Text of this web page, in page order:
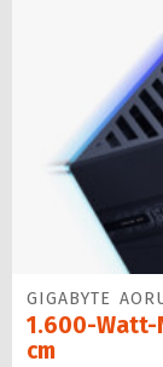
GIGABYTE
1.600-Watt-
cm